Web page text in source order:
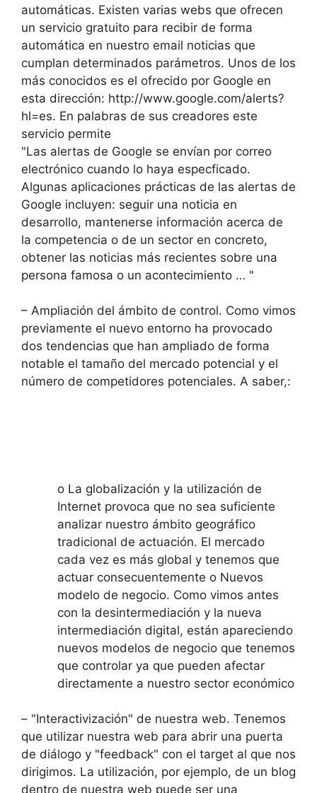
automáticas. Existen varias webs que ofrecen
un servicio gratuito para recibir de forma
automática en nuestro email noticias que
cumplan determinados parámetros. Unos de los
más conocidos es el ofrecido por Google en
esta dirección: http://www.google.com/alerts?
hl=es. En palabras de sus creadores este
servicio permite
"Las alertas de Google se envían por correo
electrónico cuando lo haya especficado.
Algunas aplicaciones prácticas de las alertas de
Google incluyen: seguir una noticia en
desarrollo, mantenerse información acerca de
la competencia o de un sector en concreto,
obtener las noticias más recientes sobre una
persona famosa o un acontecimiento … "
– Ampliación del ámbito de control. Como vimos
previamente el nuevo entorno ha provocado
dos tendencias que han ampliado de forma
notable el tamaño del mercado potencial y el
número de competidores potenciales. A saber,:
o La globalización y la utilización de
Internet provoca que no sea suficiente
analizar nuestro ámbito geográfico
tradicional de actuación. El mercado
cada vez es más global y tenemos que
actuar consecuentemente o Nuevos
modelo de negocio. Como vimos antes
con la desintermediación y la nueva
intermediación digital, están apareciendo
nuevos modelos de negocio que tenemos
que controlar ya que pueden afectar
directamente a nuestro sector económico
– "Interactivización" de nuestra web. Tenemos
que utilizar nuestra web para abrir una puerta
de diálogo y "feedback" con el target al que nos
dirigimos. La utilización, por ejemplo, de un blog
dentro de nuestra web puede ser una